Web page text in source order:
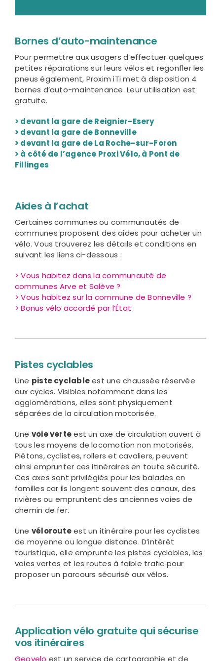
Bornes d’auto-maintenance
Pourpermettre aux usagers d’effectuer quelques
petites réparations sur leurs vélos et regonfler les
pneus également, Proxim iTi met à disposition 4
bornes d’auto-maintenance. Leur utilisation est
gratuite.
> devant la gare de Reignier-Esery
> devant la gare de Bonneville
> devant la gare de La Roche-sur-Foron
> à côté de l’agence Proxi Vélo, à Pont de
Fillinges
Aides à l’achat
Certaines communes ou communautés de
communes proposent des aides pour acheter un
vélo. Vous trouverez les détails et conditions en
suivant les liens ci-dessous :
> Vous habitez dans la communauté de
communes Arve et Salève ?
> Vous habitez sur la commune de Bonneville ?
> Bonus vélo accordé par l’État
Pistes cyclables
Une piste cyclableest une chaussée réservée
aux cycles. Visibles notamment dans les
agglomérations, elles sont physiquement
séparées de la circulation motorisée.
Une voie verteest un axe de circulation ouvert à
tous les moyens de locomotion non motorisés.
Piétons, cyclistes, rollers et cavaliers, peuvent
ainsi emprunter ces itinéraires en toute sécurité.
Ces axes sont privilégiés pour les balades en
familles car ils longent souvent des canaux, des
rivières ou empruntent des anciennes voies de
chemin de fer.
Une vélorouteest un itinéraire pour les cyclistes
de moyenne ou longue distance. D’intérêt
touristique, elle emprunte les pistes cyclables, les
voies vertes et les routes à faible trafic pour
proposer un parcours sécurisé aux vélos.
Application vélo gratuite qui sécurise
vos itinéraires
Geovelo est un service de cartographie et de